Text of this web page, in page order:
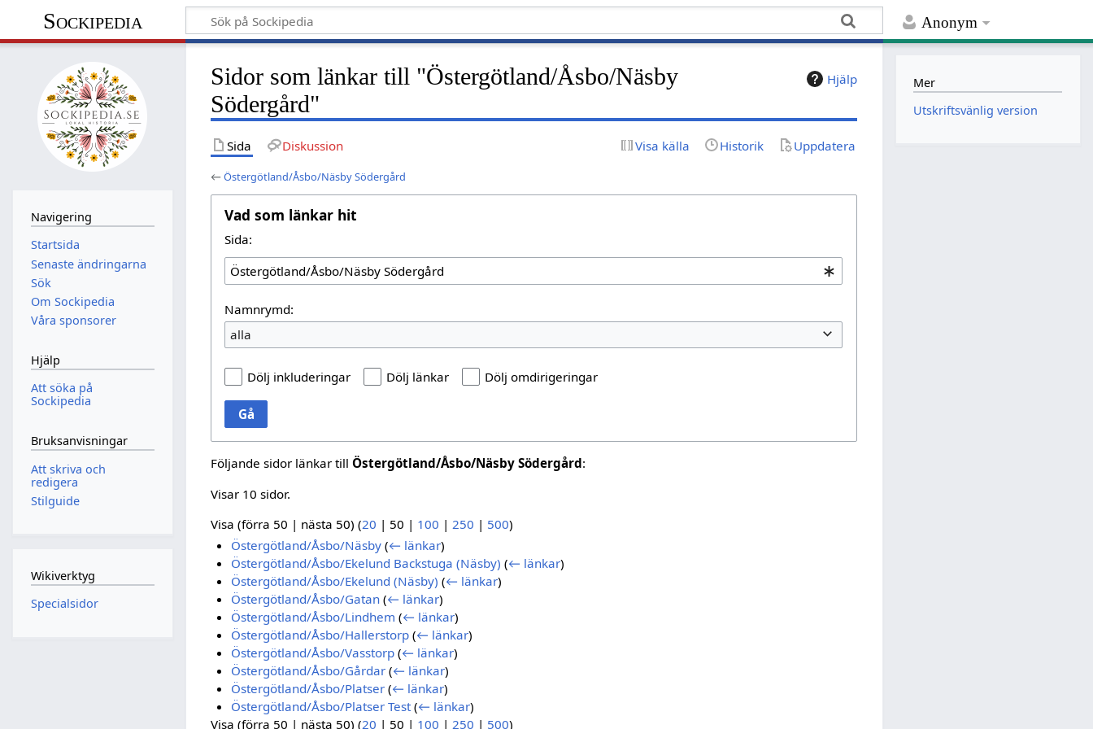
Anonym
Sockipedia
Hjälp
Sidor som länkar till "Östergötland/Åsbo/Näsby
Södergård"
Sida Diskussion Visa källa Historik Uppdatera
←Östergötland/Åsbo/Näsby Södergård
Vad som länkar hit
Sida:
Namnrymd:
alla
Dölj inkluderingar Dölj länkar Dölj omdirigeringar
Gå
Följande sidor länkar till Östergötland/Åsbo/Näsby Södergård:
Visar 10 sidor.
Visa (förra 50 | nästa 50) (20 | 50 | 100 | 250 | 500)
Östergötland/Åsbo/Näsby (← länkar)
Östergötland/Åsbo/Ekelund Backstuga (Näsby) (← länkar)
Östergötland/Åsbo/Ekelund (Näsby) (← länkar)
Östergötland/Åsbo/Gatan (← länkar)
Östergötland/Åsbo/Lindhem (← länkar)
Östergötland/Åsbo/Hallerstorp (← länkar)
Östergötland/Åsbo/Vasstorp (← länkar)
Östergötland/Åsbo/Gårdar (← länkar)
Östergötland/Åsbo/Platser (← länkar)
Östergötland/Åsbo/Platser Test (← länkar)
Visa (förra 50 | nästa 50) (20 | 50 | 100 |250 | 500)
Navigering
Startsida
Senaste ändringarna
Sök
Om Sockipedia
Våra sponsorer
Hjälp
Att söka på
Sockipedia
Bruksanvisningar
Att skriva och
redigera
Stilguide
Wikiverktyg
Specialsidor
Mer
Utskriftsvänlig version